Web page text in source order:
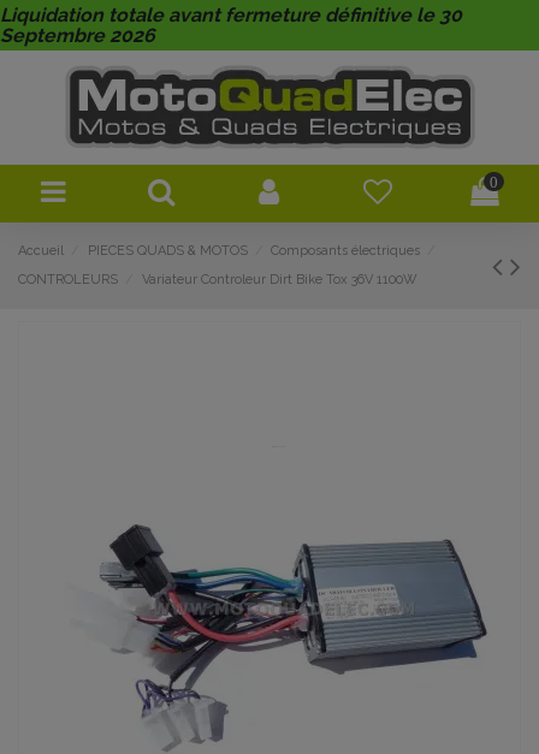
Liquidation totale avant fermeture définitive le 30
Septembre 2026
0
Accueil PIECES QUADS & MOTOS
Composants électriques
CONTROLEURS
Variateur Controleur Dirt Bike Tox 36V 1100W